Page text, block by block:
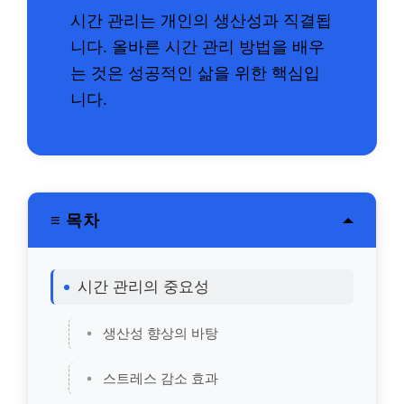
시간 관리는 개인의 생산성과 직결됩
니다. 올바른 시간 관리 방법을 배우
는 것은 성공적인 삶을 위한 핵심입
니다.
≡ 목차
시간 관리의 중요성
생산성 향상의 바탕
스트레스 감소 효과